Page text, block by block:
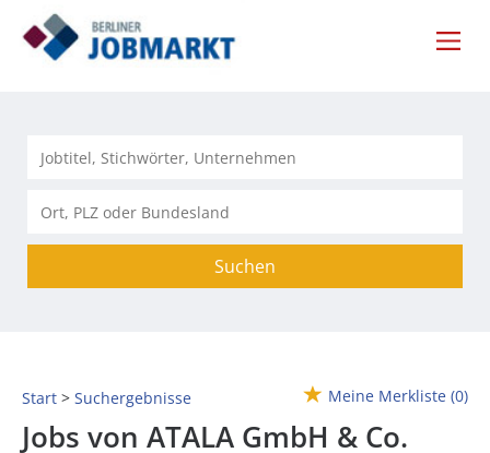
Suchen
Start Suchergebnisse Meine Merkliste (0)
Jobs von ATALA GmbH & Co.